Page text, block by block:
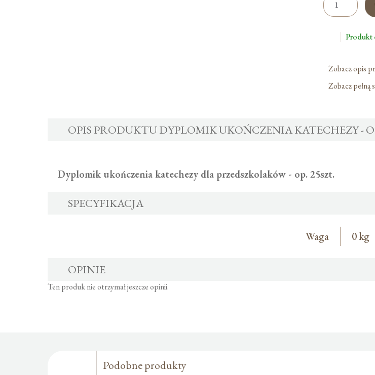
Dyplomik
Katechezy
25szt.
Produkt
Zobacz opis
Zobacz pełną
OPIS PRODUKTU DYPLOMIK UKOŃCZENIA KATECHEZY -
Dyplomik ukończenia katechezy dla przedszkolaków - op. 25szt.
SPECYFIKACJA
Waga 0 kg
OPINIE
Ten produk nie otrzymał jeszcze opinii.
Podobne produkty